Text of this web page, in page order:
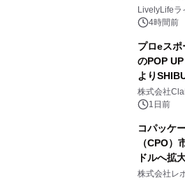
LivelyLifeラ
4時間前
プロeスポ
のPOP
より
開催決定
株式会社
1日前
コパッケ
（CPO
ドルへ拡
センター
株式会社レ